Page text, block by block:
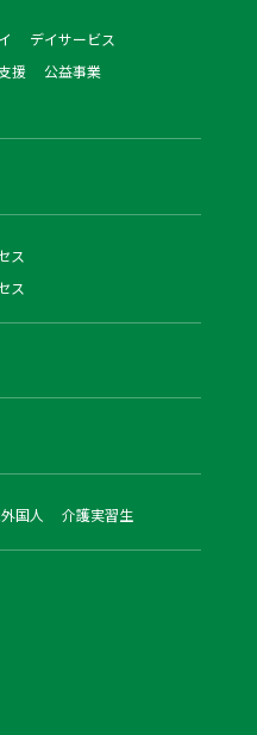
デイサービス
援
公益事業
ス
国人 介護実習生